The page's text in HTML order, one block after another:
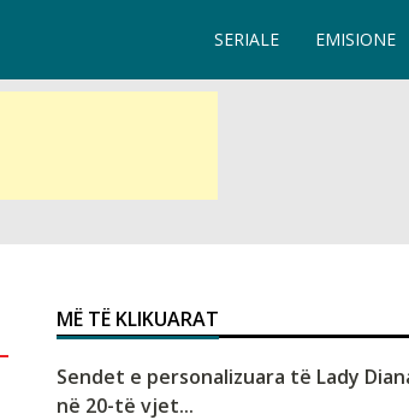
EMISIONE
SERIALE
MË TË KLIKUARAT
Sendet e personalizuara të Lady
në 20-të vjet...